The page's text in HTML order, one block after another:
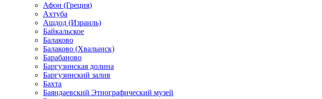
Афон (Греция)
Ахтуба
Ашдод (Израиль)
Байкальское
Балаково
Балаково (Хвалынск)
Барабаново
Баргузинская долина
Баргузинский залив
Бахта
Баяндаевский Этнографический музей